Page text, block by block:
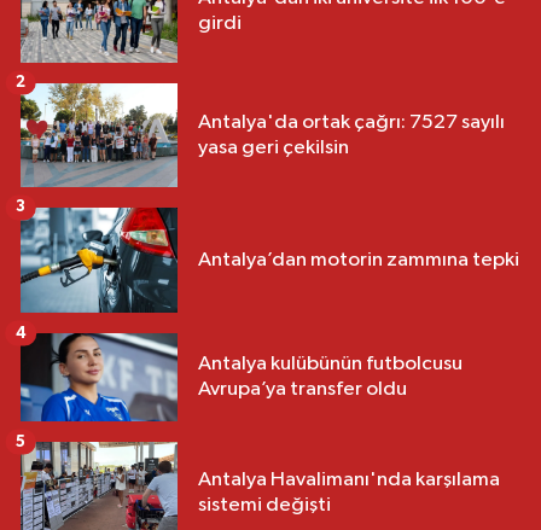
girdi
Antalya'da ortak çağrı: 7527 sayılı
yasa geri çekilsin
2
Antalya’dan motorin zammına tepki
3
Antalya kulübünün futbolcusu
Avrupa’ya transfer oldu
4
Antalya Havalimanı'nda karşılama
sistemi değişti
5